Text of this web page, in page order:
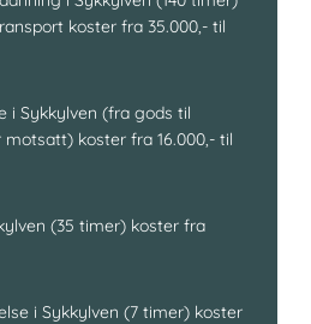
koster fra 35.000,- til
i Sykkylven (fra gods til
koster fra 16.000,- til
(35 timer) koster fra
i Sykkylven (7 timer) koster